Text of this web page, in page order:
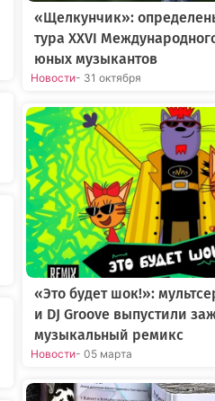
«Щелкунчик»:
тура XXVI
юных музыкантов
Новости- 31 октября
«Это будет шок!»:
и DJ Groove выпустили
музыкальный ремикс
Новости- 05 марта